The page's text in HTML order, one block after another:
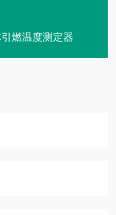
燃温度测定器